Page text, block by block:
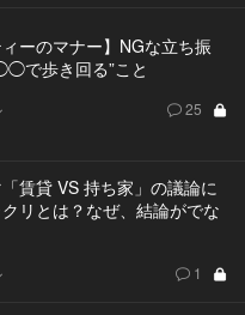
ィーのマナー】NGな立ち振
で歩き回る”こと
25
賃貸 VS 持ち家」の議論に
リとは？なぜ、結論がでな
1